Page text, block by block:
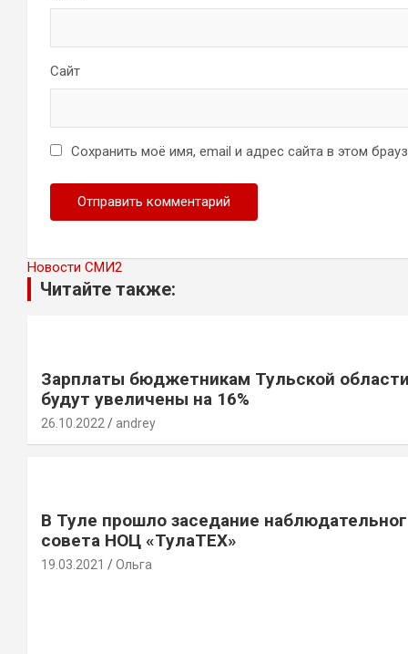
Сайт
Сохранить моё имя, email и адрес сайта в этом
Новости СМИ2
Читайте также:
Зарплаты бюджетникам Тульской
будут увеличены на 16%
26.10.2022 andrey
В Туле прошло заседание
совета НОЦ «ТулаТЕХ»
19.03.2021 Ольга